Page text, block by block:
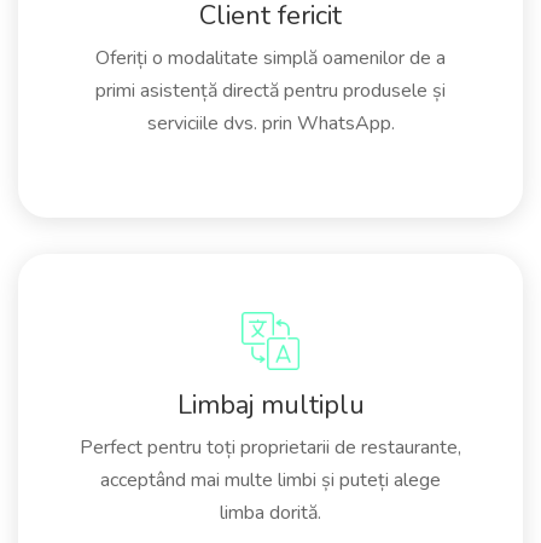
Client fericit
Oferiți o modalitate simplă oamenilor de a
primi asistență directă pentru produsele și
serviciile dvs. prin WhatsApp.
Limbaj multiplu
Perfect pentru toți proprietarii de restaurante,
acceptând mai multe limbi și puteți alege
limba dorită.